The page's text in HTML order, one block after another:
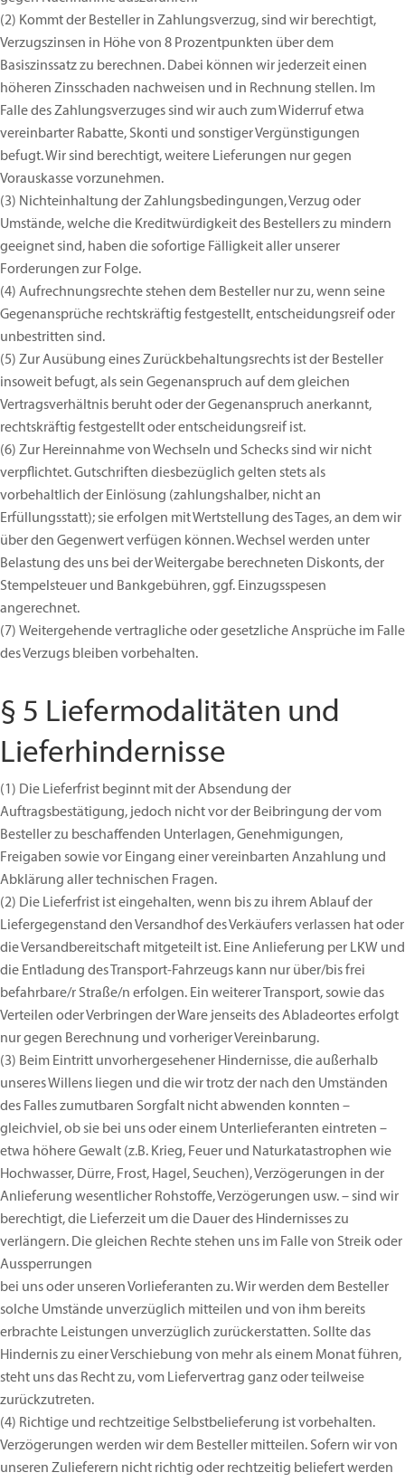
(2) Kommt der Besteller in Zahlungsverzug, sind wir berechtigt,
Verzugszinsen in Höhe von 8 Prozentpunkten über dem
Basiszinssatz zu berechnen. Dabei können wir jederzeit einen
höheren Zinsschaden nachweisen und in Rechnung stellen. Im
Falle des Zahlungsverzuges sind wir auch zum Widerruf etwa
vereinbarter Rabatte, Skonti und sonstiger Vergünstigungen
befugt. Wir sind berechtigt, weitere Lieferungen nur gegen
Vorauskasse vorzunehmen.
(3) Nichteinhaltung der Zahlungsbedingungen, Verzug oder
Umstände, welche die Kreditwürdigkeit des Bestellers zu mindern
geeignet sind, haben die sofortige Fälligkeit aller unserer
Forderungen zur Folge.
(4) Aufrechnungsrechte stehen dem Besteller nur zu, wenn seine
Gegenansprüche rechtskräftig festgestellt, entscheidungsreif oder
unbestritten sind.
(5) Zur Ausübung eines Zurückbehaltungsrechts ist der Besteller
insoweit befugt, als sein Gegenanspruch auf dem gleichen
Vertragsverhältnis beruht oder der Gegenanspruch anerkannt,
rechtskräftig festgestellt oder entscheidungsreif ist.
(6) Zur Hereinnahme von Wechseln und Schecks sind wir nicht
verpflichtet. Gutschriften diesbezüglich gelten stets als
vorbehaltlich der Einlösung (zahlungshalber, nicht an
Erfüllungsstatt); sie erfolgen mit Wertstellung des Tages, an dem wir
über den Gegenwert verfügen können. Wechsel werden unter
Belastung des uns bei der Weitergabe berechneten Diskonts, der
Stempelsteuer und Bankgebühren, ggf. Einzugsspesen
angerechnet.
(7) Weitergehende vertragliche oder gesetzliche Ansprüche im Falle
des Verzugs bleiben vorbehalten.
§ 5 Liefermodalitäten und
Lieferhindernisse
(1) Die Lieferfrist beginnt mit der Absendung der
Auftragsbestätigung, jedoch nicht vor der Beibringung der vom
Besteller zu beschaffenden Unterlagen, Genehmigungen,
Freigaben sowie vor Eingang einer vereinbarten Anzahlung und
Abklärung aller technischen Fragen.
(2) Die Lieferfrist ist eingehalten, wenn bis zu ihrem Ablauf der
Liefergegenstand den Versandhof des Verkäufers verlassen hat oder
die Versandbereitschaft mitgeteilt ist. Eine Anlieferung per LKW und
die Entladung des Transport-Fahrzeugs kann nur über/bis frei
befahrbare/r Straße/n erfolgen. Ein weiterer Transport, sowie das
Verteilen oder Verbringen der Ware jenseits des Abladeortes erfolgt
nur gegen Berechnung und vorheriger Vereinbarung.
(3) Beim Eintritt unvorhergesehener Hindernisse, die außerhalb
unseres Willens liegen und die wir trotz der nach den Umständen
des Falles zumutbaren Sorgfalt nicht abwenden konnten –
gleichviel, ob sie bei uns oder einem Unterlieferanten eintreten –
etwa höhere Gewalt (z.B. Krieg, Feuer und Naturkatastrophen wie
Hochwasser, Dürre, Frost, Hagel, Seuchen), Verzögerungen in der
Anlieferung wesentlicher Rohstoffe, Verzögerungen usw. – sind wir
berechtigt, die Lieferzeit um die Dauer des Hindernisses zu
verlängern. Die gleichen Rechte stehen uns im Falle von Streik oder
Aussperrungen
bei uns oder unseren Vorlieferanten zu. Wir werden dem Besteller
solche Umstände unverzüglich mitteilen und von ihm bereits
erbrachte Leistungen unverzüglich zurückerstatten. Sollte das
Hindernis zu einer Verschiebung von mehr als einem Monat führen,
steht uns das Recht zu, vom Liefervertrag ganz oder teilweise
zurückzutreten.
(4) Richtige und rechtzeitige Selbstbelieferung ist vorbehalten.
Verzögerungen werden wir dem Besteller mitteilen. Sofern wir von
unseren Zulieferern nicht richtig oder rechtzeitig beliefert werden